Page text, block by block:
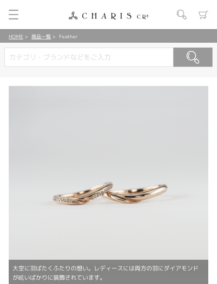
HOME 商品一覧 Feather
大空に羽ばたくふたりの想い。レディースには両方の羽にダイアモンド
が眩いばかりに装飾されています。